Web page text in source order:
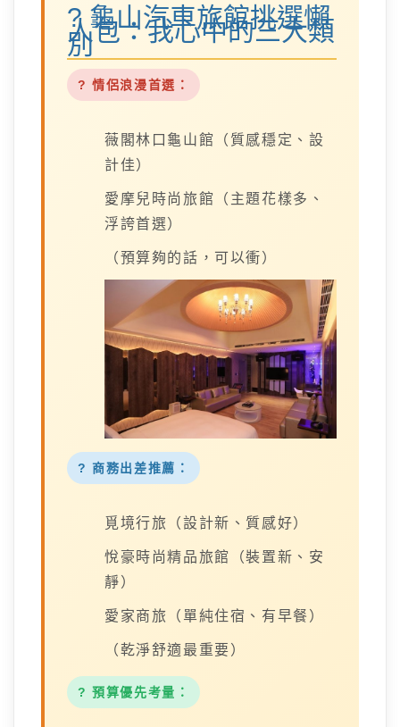
? 龜山汽車旅館挑選懶
人包：我心中的三大類
別
? 情侶浪漫首選：
薇閣林口龜山館（質感穩定、設
計佳）
愛摩兒時尚旅館（主題花樣多、
浮誇首選）
（預算夠的話，可以衝）
? 商務出差推薦：
覓境行旅（設計新、質感好）
悅豪時尚精品旅館（裝置新、安
靜）
愛家商旅（單純住宿、有早餐）
（乾淨舒適最重要）
? 預算優先考量：